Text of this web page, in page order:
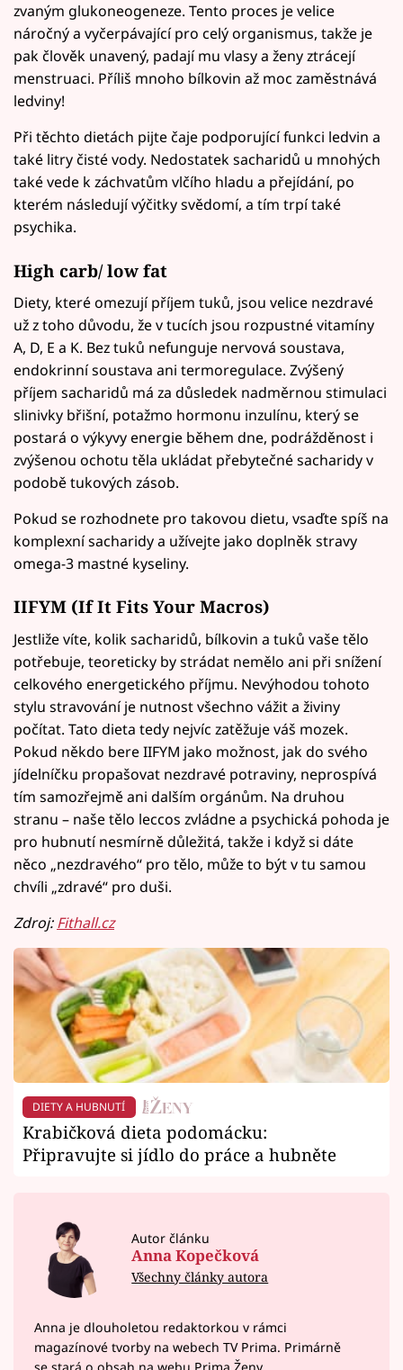
zvaným glukoneogeneze. Tento proces je velice
náročný a vyčerpávající pro celý organismus, takže je
pak člověk unavený, padají mu vlasy a ženy ztrácejí
menstruaci. Příliš mnoho bílkovin až moc zaměstnává
ledviny!
Při těchto dietách pijte čaje podporující funkci ledvin a
také litry čisté vody. Nedostatek sacharidů u mnohých
také vede k záchvatům vlčího hladu a přejídání, po
kterém následují výčitky svědomí, a tím trpí také
psychika.
High carb/ low fat
Diety, které omezují příjem tuků, jsou velice nezdravé
už z toho důvodu, že v tucích jsou rozpustné vitamíny
A, D, E a K. Bez tuků nefunguje nervová soustava,
endokrinní soustava ani termoregulace. Zvýšený
příjem sacharidů má za důsledek nadměrnou stimulaci
slinivky břišní, potažmo hormonu inzulínu, který se
postará o výkyvy energie během dne, podrážděnost i
zvýšenou ochotu těla ukládat přebytečné sacharidy v
podobě tukových zásob.
Pokud se rozhodnete pro takovou dietu, vsaďte spíš na
komplexní sacharidy a užívejte jako doplněk stravy
omega-3 mastné kyseliny.
IIFYM (If It Fits Your Macros)
Jestliže víte, kolik sacharidů, bílkovin a tuků vaše tělo
potřebuje, teoreticky by strádat nemělo ani při snížení
celkového energetického příjmu. Nevýhodou tohoto
stylu stravování je nutnost všechno vážit a živiny
počítat. Tato dieta tedy nejvíc zatěžuje váš mozek.
Pokud někdo bere IIFYM jako možnost, jak do svého
jídelníčku propašovat nezdravé potraviny, neprospívá
tím samozřejmě ani dalším orgánům. Na druhou
stranu – naše tělo leccos zvládne a psychická pohoda je
pro hubnutí nesmírně důležitá, takže i když si dáte
něco „nezdravého“ pro tělo, může to být v tu samou
chvíli „zdravé“ pro duši.
Zdroj:Fithall.cz
DIETY A HUBNUTÍ
Krabičková dieta podomácku:
Připravujte si jídlo do práce a hubněte
Autor článku
Anna Kopečková
Všechny články autora
Anna je dlouholetou redaktorkou v rámci
magazínové tvorby na webech TV Prima. Primárně